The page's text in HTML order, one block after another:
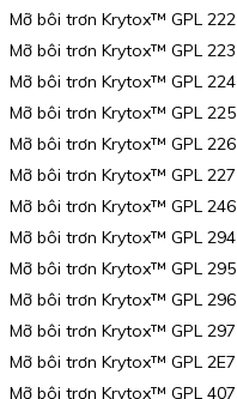
Mỡ bôi trơn Krytox™ GPL 222
Mỡ bôi trơn Krytox™ GPL 223
Mỡ bôi trơn Krytox™ GPL 224
Mỡ bôi trơn Krytox™ GPL 225
Mỡ bôi trơn Krytox™ GPL 226
Mỡ bôi trơn Krytox™ GPL 227
Mỡ bôi trơn Krytox™ GPL 246
Mỡ bôi trơn Krytox™ GPL 294
Mỡ bôi trơn Krytox™ GPL 295
Mỡ bôi trơn Krytox™ GPL 296
Mỡ bôi trơn Krytox™ GPL 297
Mỡ bôi trơn Krytox™ GPL 2E7
Mỡ bôi trơn Krytox™ GPL 407